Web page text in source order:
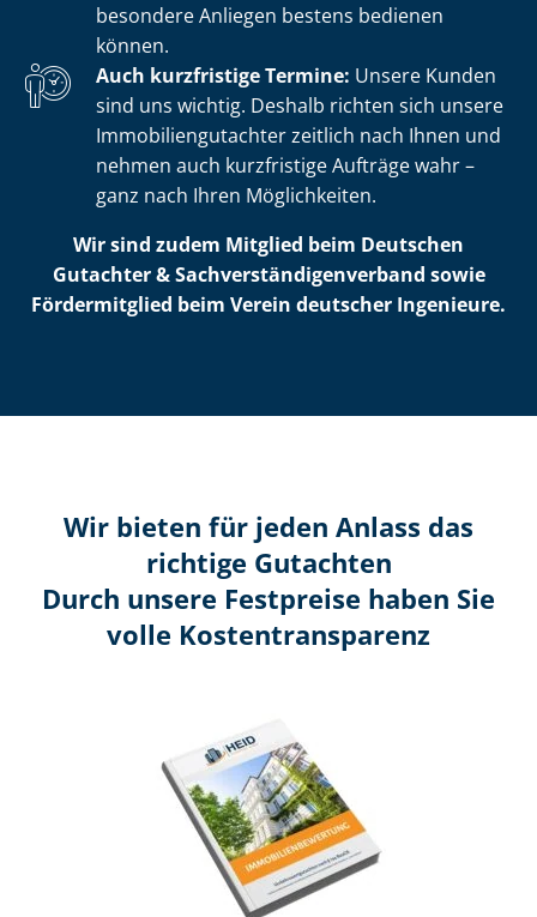
besondere Anliegen bestens bedienen
können.
Auch kurzfristige Termine: Unsere Kunden
sind uns wichtig. Deshalb richten sich unsere
Im­mo­bi­li­en­gut­ach­ter zeitlich nach Ihnen und
nehmen auch kurzfristige Aufträge wahr –
ganz nach Ihren Möglichkeiten.
Wir sind zudem Mitglied beim Deutschen
Gutachter & Sach­ver­stän­di­gen­ver­band sowie
Fördermitglied beim Verein deutscher Ingenieure.
Wir bieten für jeden Anlass das
richtige Gutachten
Durch unsere Festpreise haben Sie
volle Kosten­transparenz